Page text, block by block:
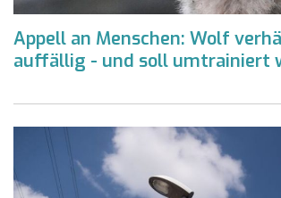
Appell an Menschen: Wolf
auffällig - und soll umtrainiert